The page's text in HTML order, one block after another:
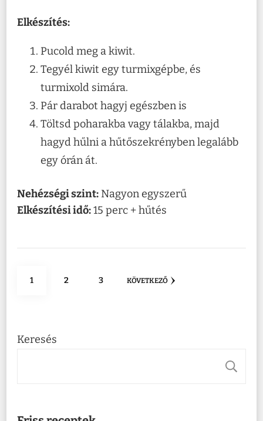
Elkészítés:
Pucold meg a kiwit.
Tegyél kiwit egy turmixgépbe, és
turmixold simára.
Pár darabot hagyj egészben is
Töltsd poharakba vagy tálakba, majd
hagyd hűlni a hűtőszekrényben legalább
egy órán át.
Nehézségi szint: Nagyon egyszerű
Elkészítési idő:15 perc + hűtés
Bejegyzés
OLDAL
1 OLDAL
2 OLDAL
3 KÖVETKEZŐ
Keresés